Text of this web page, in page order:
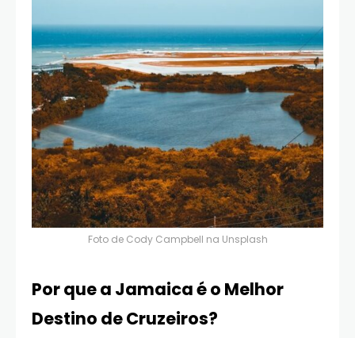
Foto de Cody Campbell na Unsplash
Por que a Jamaica é o Melhor
Destino de Cruzeiros?